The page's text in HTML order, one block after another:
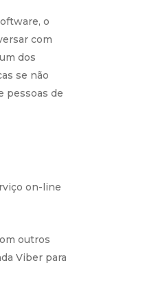
o
com
dos
se não
pessoas de
on-line
outros
Viber para